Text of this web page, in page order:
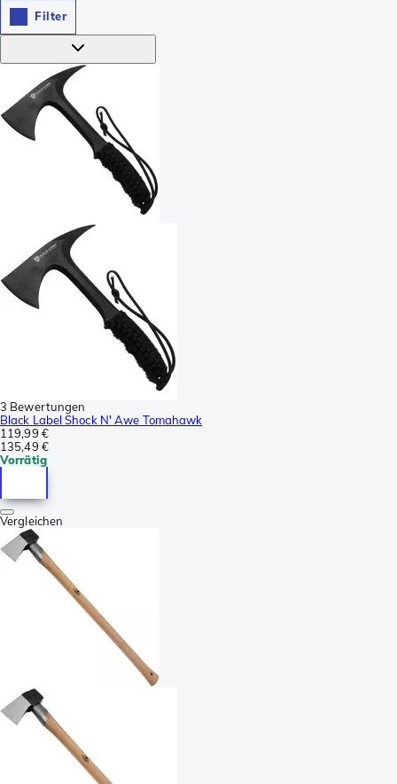
Filter
3 Bewertungen
Black Label Shock N' Awe Tomahawk
119,99 €
135,49 €
Vorrätig
Vergleichen